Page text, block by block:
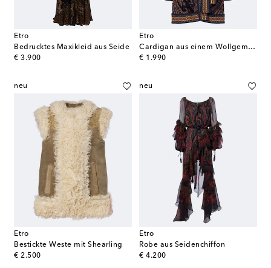
Etro
Bedrucktes Maxikleid aus Seide
€ 3.900
original price
Etro
Cardigan aus einem Wollgemisch
€ 1.990
original price
neu
Etro
Bestickte Weste mit Shearling
€ 2.500
original price
neu
Etro
Robe aus Seidenchiffon
€ 4.200
original price